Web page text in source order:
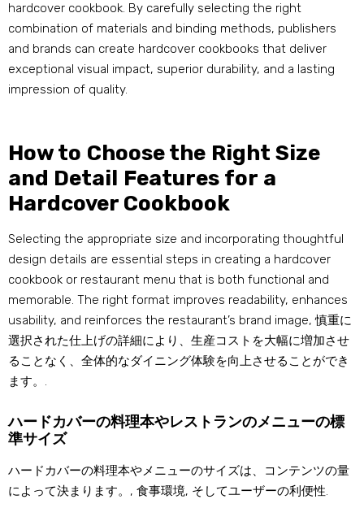
hardcover cookbook. By carefully selecting the right
combination of materials and binding methods, publishers
and brands can create hardcover cookbooks that deliver
exceptional visual impact, superior durability, and a lasting
impression of quality.
How to Choose the Right Size
and Detail Features for a
Hardcover Cookbook
Selecting the appropriate size and incorporating thoughtful
design details are essential steps in creating a hardcover
cookbook or restaurant menu that is both functional and
memorable. The right format improves readability, enhances
usability, and reinforces the restaurant’s brand image, 慎重に
選択された仕上げの詳細により、生産コストを大幅に増加させ
ることなく、全体的なダイニング体験を向上させることができ
ます。.
ハードカバーの料理本やレストランのメニューの標
準サイズ
ハードカバーの料理本やメニューのサイズは、コンテンツの量
によって決まります。, 食事環境, そしてユーザーの利便性.